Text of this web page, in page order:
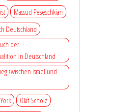
Massud Peseschkian
Deutschland
der
in Deutschland
zwischen Israel und
Olaf Scholz